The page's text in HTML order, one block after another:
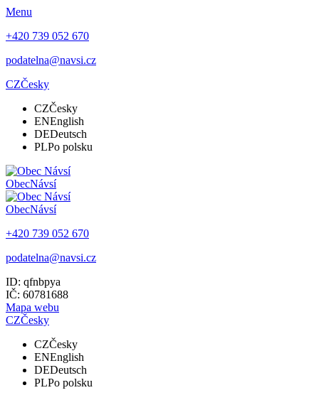
Menu
+420 739 052 670
podatelna@navsi.cz
CZČesky
CZČesky
ENEnglish
DEDeutsch
PLPo polsku
ObecNávsí
ObecNávsí
+420 739 052 670
podatelna@navsi.cz
ID: qfnbpya
IČ: 60781688
Mapa webu
CZČesky
CZČesky
ENEnglish
DEDeutsch
PLPo polsku